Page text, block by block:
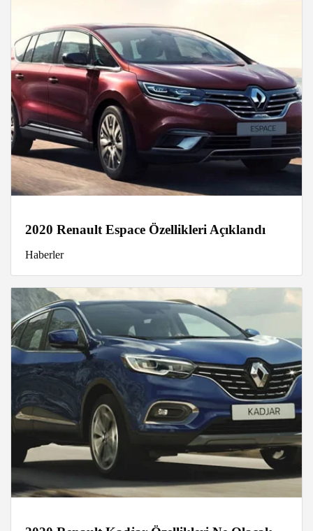
2020 Renault Espace Özellikleri Açıklandı
Haberler